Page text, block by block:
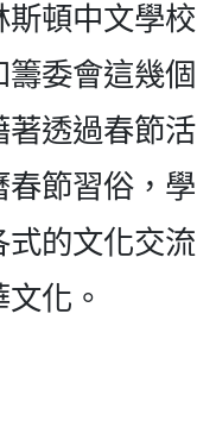
頓中文學校
委會這幾個
著透過春節活
節習俗，學
的文化交流
化。